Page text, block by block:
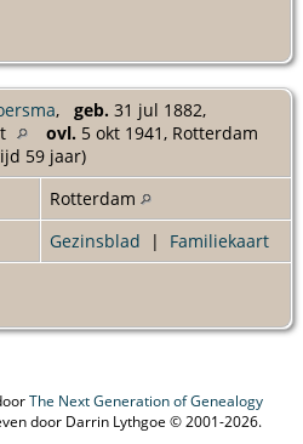
, geb. 31 jul 1882,
ovl. 5 okt 1941, Rotterdam
59 jaar)
Rotterdam
Gezinsblad | Familiekaart
The Next Generation of Genealogy
door Darrin Lythgoe © 2001-2026.